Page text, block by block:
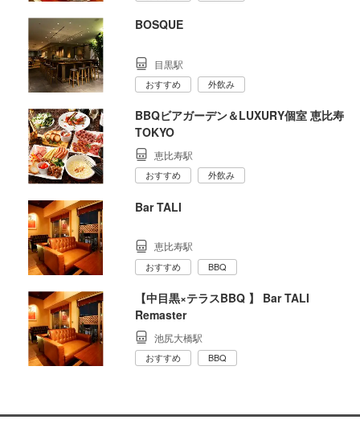
BOSQUE
目黒駅
おすすめ 外飲み
BBQビアガーデン＆LUXURY個室 恵比寿
TOKYO
恵比寿駅
おすすめ 外飲み
Bar TALI
恵比寿駅
おすすめ BBQ
【中目黒×テラスBBQ 】 Bar TALI
Remaster
池尻大橋駅
おすすめ BBQ